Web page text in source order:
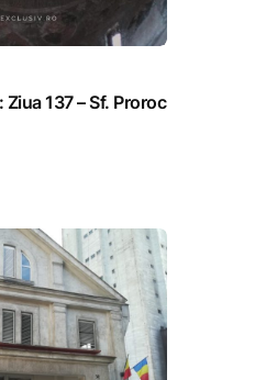
137 – Sf. Proroc